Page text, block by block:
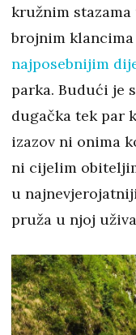
kružnim
brojnim
najposebnijim
parka. Budući je
dugačka tek par
izazov ni onima
ni cijelim
u
pruža u njoj